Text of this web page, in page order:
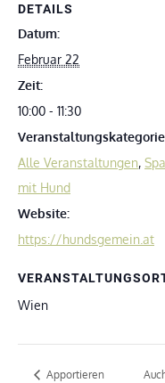
DETAILS
Datum:
Februar 22
Zeit:
10:00 - 11:30
Alle Veranstaltungen,
mit Hund
Website:
https://hundsgemein.at
Wien
Apportieren